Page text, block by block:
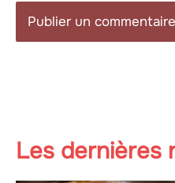
Les dernières